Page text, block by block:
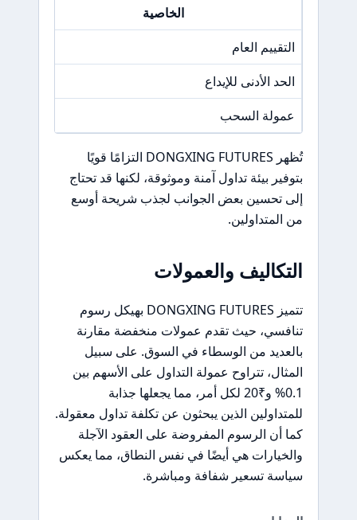
الخاصية
التقييم العام
الحد الأدنى للإيداع
عمولة السحب
تُظهر DONGXING FUTURES التزامًا قويًا
بتوفير بيئة تداول آمنة وموثوقة، لكنها قد تحتاج
إلى تحسين بعض الجوانب لجذب شريحة أوسع
من المتداولين.
التكاليف والعمولات
تتميز DONGXING FUTURES بهيكل رسوم
تنافسي، حيث تقدم عمولات منخفضة مقارنة
بالعديد من الوسطاء في السوق. على سبيل
المثال، تتراوح عمولة التداول على الأسهم بين
0.1% و₹20 لكل أمر، مما يجعلها جذابة
للمتداولين الذين يبحثون عن تكلفة تداول معقولة.
كما أن الرسوم المفروضة على العقود الآجلة
والخيارات هي أيضًا في نفس النطاق، مما يعكس
سياسة تسعير شفافة ومباشرة.